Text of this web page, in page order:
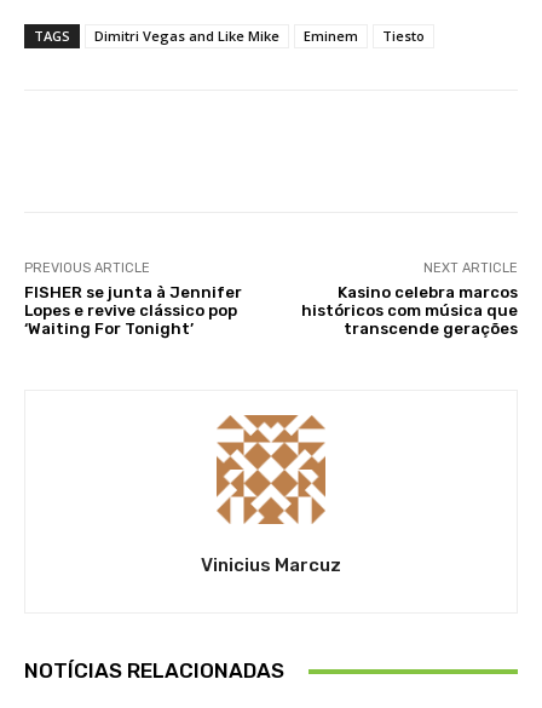
TAGS Dimitri Vegas and Like Mike Eminem Tiesto
PREVIOUS ARTICLE
FISHER se junta à Jennifer
Lopes e revive clássico pop
‘Waiting For Tonight’
NEXT ARTICLE
Kasino celebra marcos
históricos com música que
transcende gerações
Vinicius Marcuz
NOTÍCIAS RELACIONADAS